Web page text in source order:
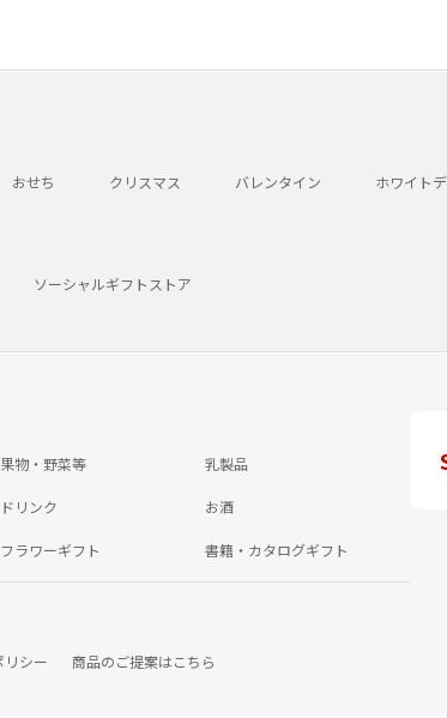
おせち クリスマス バレンタイン ホワイト
ソーシャルギフトストア
果物・野菜等 乳製品
ドリンク お酒
フラワーギフト 書籍・カタログギフト
リシー 商品のご提案はこちら